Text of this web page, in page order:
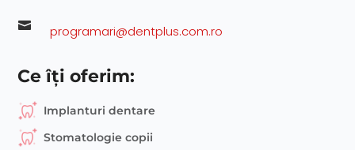
 programari@dentplus.com.ro
Ce îți oferim:
Implanturi dentare
Stomatologie copii